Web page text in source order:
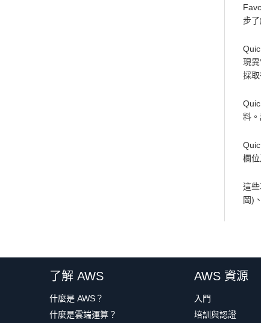
步
現
採
料
欄
這
岡)
了解 AWS
什麼是 AWS？
什麼是雲端運算？
AWS 資源
入門
培訓與認證